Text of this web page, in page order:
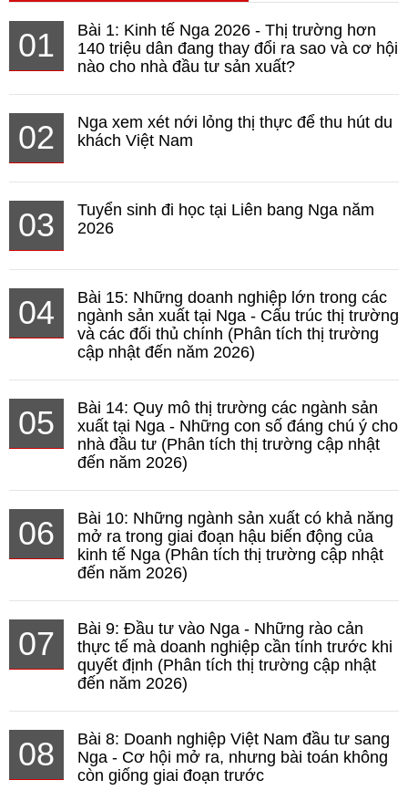
01
Bài 1: Kinh tế Nga 2026 - Thị trường hơn
140 triệu dân đang thay đổi ra sao và cơ hội
nào cho nhà đầu tư sản xuất?
02
Nga xem xét nới lỏng thị thực để thu hút du
khách Việt Nam
03
Tuyển sinh đi học tại Liên bang Nga năm
2026
04
Bài 15: Những doanh nghiệp lớn trong các
ngành sản xuất tại Nga - Cấu trúc thị trường
và các đối thủ chính (Phân tích thị trường
cập nhật đến năm 2026)
05
Bài 14: Quy mô thị trường các ngành sản
xuất tại Nga - Những con số đáng chú ý cho
nhà đầu tư (Phân tích thị trường cập nhật
đến năm 2026)
06
Bài 10: Những ngành sản xuất có khả năng
mở ra trong giai đoạn hậu biến động của
kinh tế Nga (Phân tích thị trường cập nhật
đến năm 2026)
07
Bài 9: Đầu tư vào Nga - Những rào cản
thực tế mà doanh nghiệp cần tính trước khi
quyết định (Phân tích thị trường cập nhật
đến năm 2026)
08
Bài 8: Doanh nghiệp Việt Nam đầu tư sang
Nga - Cơ hội mở ra, nhưng bài toán không
còn giống giai đoạn trước